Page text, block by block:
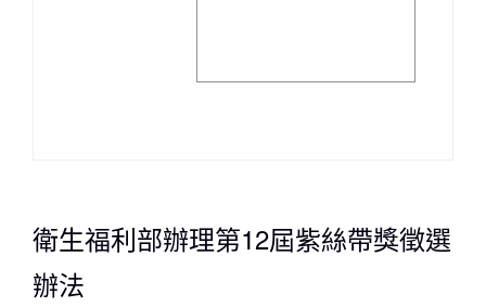
衛生福利部辦理第12屆紫絲帶獎徵選
辦法